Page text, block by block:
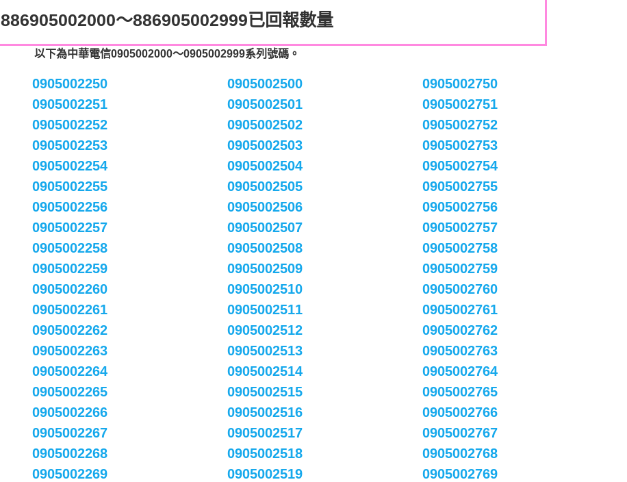
886905002000～886905002999已回報數量
以下為中華電信0905002000～0905002999系列號碼。
0905002250
0905002251
0905002252
0905002253
0905002254
0905002255
0905002256
0905002257
0905002258
0905002259
0905002260
0905002261
0905002262
0905002263
0905002264
0905002265
0905002266
0905002267
0905002268
0905002269
0905002500
0905002501
0905002502
0905002503
0905002504
0905002505
0905002506
0905002507
0905002508
0905002509
0905002510
0905002511
0905002512
0905002513
0905002514
0905002515
0905002516
0905002517
0905002518
0905002519
0905002750
0905002751
0905002752
0905002753
0905002754
0905002755
0905002756
0905002757
0905002758
0905002759
0905002760
0905002761
0905002762
0905002763
0905002764
0905002765
0905002766
0905002767
0905002768
0905002769